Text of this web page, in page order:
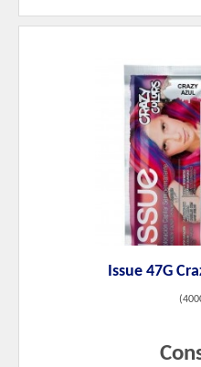
Issue 47G
(